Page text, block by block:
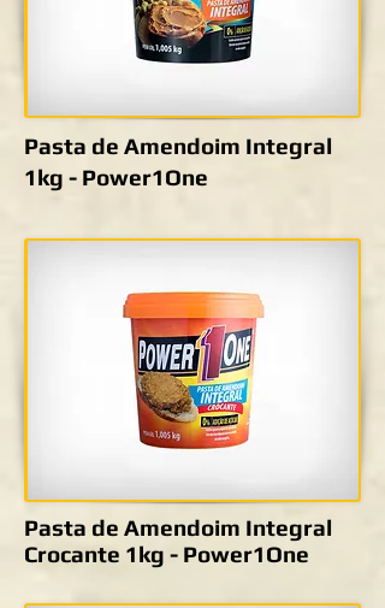
Pasta de Amendoim Integral
1kg - Power1One
Pasta de Amendoim Integral
Crocante 1kg - Power1One